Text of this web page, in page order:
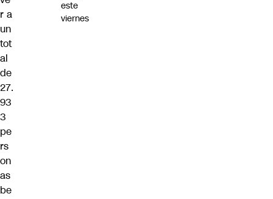
r a
un
tot
al
de
27.
93
3
pe
rs
on
as
be
este
viernes